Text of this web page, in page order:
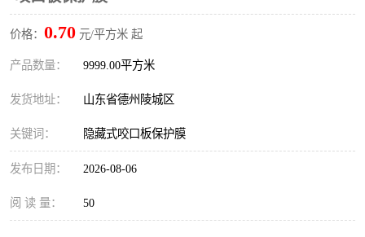
价格： 0.70 元/平方米 起
产品数量： 9999.00平方米
发货地址： 山东省德州陵城区
关键词： 隐藏式咬口板保护膜
发布日期： 2026-08-06
阅 读 量： 50